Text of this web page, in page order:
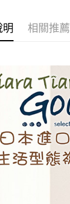
明 相關推薦